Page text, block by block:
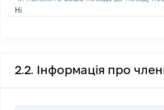
Ні
2.2. Інформація про